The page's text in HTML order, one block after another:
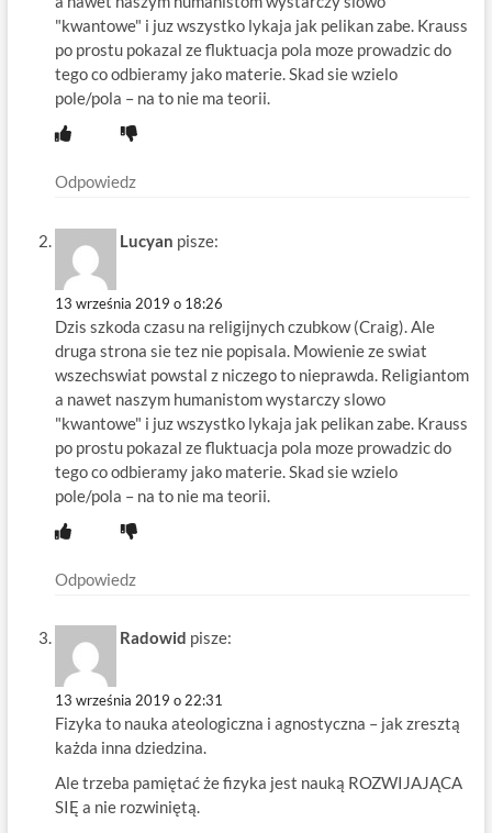
"kwantowe" i juz wszystko lykaja jak pelikan zabe. Krauss
po prostu pokazal ze fluktuacja pola moze prowadzic do
tego co odbieramy jako materie. Skad sie wzielo
pole/pola – na to nie ma teorii.
Odpowiedz
Lucyan pisze:
13 września 2019 o 18:26
Dzis szkoda czasu na religijnych czubkow (Craig). Ale
druga strona sie tez nie popisala. Mowienie ze swiat
wszechswiat powstal z niczego to nieprawda. Religiantom
a nawet naszym humanistom wystarczy slowo
"kwantowe" i juz wszystko lykaja jak pelikan zabe. Krauss
po prostu pokazal ze fluktuacja pola moze prowadzic do
tego co odbieramy jako materie. Skad sie wzielo
pole/pola – na to nie ma teorii.
Odpowiedz
Radowid pisze:
13 września 2019 o 22:31
Fizyka to nauka ateologiczna i agnostyczna – jak zresztą
każda inna dziedzina.
Ale trzeba pamiętać że fizyka jest nauką ROZWIJAJĄCA
SIĘ a nie rozwiniętą.